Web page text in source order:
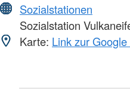
Sozialstationen
Sozialstation
Karte: Link zur